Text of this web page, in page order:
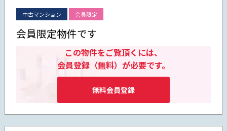
中古マンション 会員限定
会員限定物件です
この物件をご覧頂くには、
会員登録（無料）が必要です。
無料会員登録